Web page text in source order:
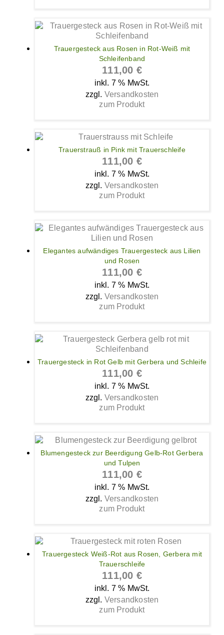
Trauergesteck aus Rosen in Rot-Weiß mit
Schleifenband
111,00 €
inkl. 7 % MwSt.
zzgl. Versandkosten
zum Produkt
Trauerstrauß in Pink mit Trauerschleife
111,00 €
inkl. 7 % MwSt.
zzgl. Versandkosten
zum Produkt
Elegantes aufwändiges Trauergesteck aus Lilien
und Rosen
111,00 €
inkl. 7 % MwSt.
zzgl. Versandkosten
zum Produkt
Trauergesteck in Rot Gelb mit Gerbera und Schleife
111,00 €
inkl. 7 % MwSt.
zzgl. Versandkosten
zum Produkt
Blumengesteck zur Beerdigung Gelb-Rot Gerbera
und Tulpen
111,00 €
inkl. 7 % MwSt.
zzgl. Versandkosten
zum Produkt
Trauergesteck Weiß-Rot aus Rosen, Gerbera mit
Trauerschleife
111,00 €
inkl. 7 % MwSt.
zzgl. Versandkosten
zum Produkt